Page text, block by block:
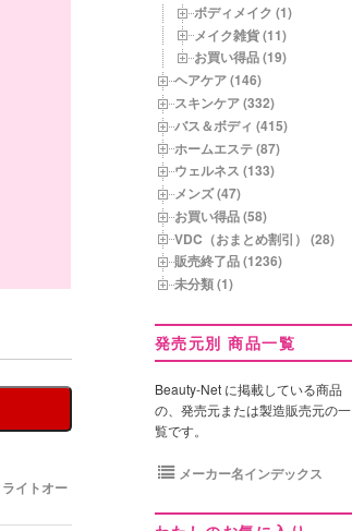
ライトオー
ボディメイク (1)
メイク雑貨 (11)
お買い得品 (19)
ヘアケア (146)
スキンケア (332)
バス＆ボディ (415)
ホームエステ (87)
ウェルネス (133)
メンズ (47)
お買い得品 (58)
VDC（おまとめ割引） (28)
販売終了品 (1236)
未分類 (1)
発売元別 商品一覧
Beauty-Net に掲載している商品
の、発売元または製造販売元の一
覧です。
メーカー名インデックス